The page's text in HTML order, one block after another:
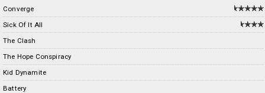
Converge
Sick Of It All
The Clash
The Hope Conspiracy
Kid Dynamite
Battery